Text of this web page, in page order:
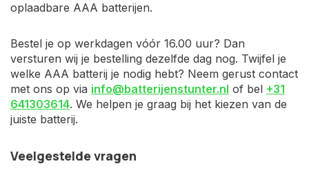
oplaadbare AAA batterijen.
Bestel je op werkdagen vóór 16.00 uur? Dan
versturen wij je bestelling dezelfde dag nog. Twijfel je
welke AAA batterij je nodig hebt? Neem gerust contact
met ons op via info@batterijenstunter.nl of bel +31
641303614. We helpen je graag bij het kiezen van de
juiste batterij.
Veelgestelde vragen